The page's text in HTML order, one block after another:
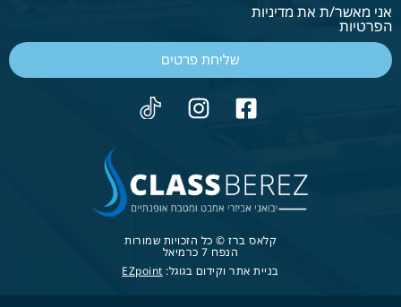
אני מאשר/ת את מדיניות
הפרטיות
שליחת פרטים
קלאס ברז © כל הזכויות שמורות
הנפח 7 כרמיאל
בניית אתר וקידום בגוגל: EZpoint